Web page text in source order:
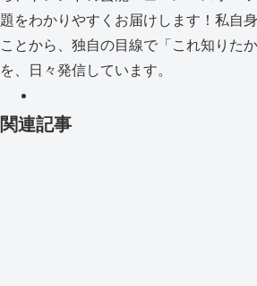
題をわかりやすくお届けします！私自
ことから、独自の目線で「これ知りた
を、日々発信しています。
関連記事